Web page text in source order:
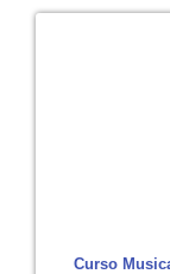
Curso